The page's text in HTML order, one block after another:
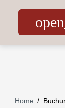
Home